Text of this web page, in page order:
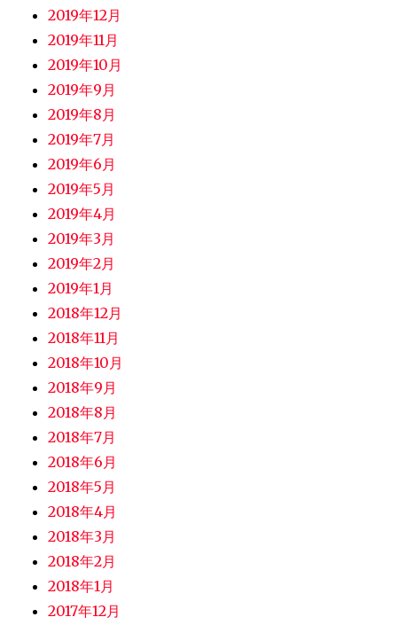
2019年12月
2019年11月
2019年10月
2019年9月
2019年8月
2019年7月
2019年6月
2019年5月
2019年4月
2019年3月
2019年2月
2019年1月
2018年12月
2018年11月
2018年10月
2018年9月
2018年8月
2018年7月
2018年6月
2018年5月
2018年4月
2018年3月
2018年2月
2018年1月
2017年12月